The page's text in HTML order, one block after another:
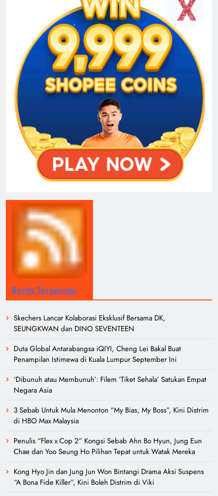
Berita Tergempar
Skechers Lancar Kolaborasi Eksklusif Bersama DK,
SEUNGKWAN dan DINO SEVENTEEN
Duta Global Antarabangsa iQIYI, Cheng Lei Bakal Buat
Penampilan Istimewa di Kuala Lumpur September Ini
‘Dibunuh atau Membunuh’: Filem ‘Tiket Sehala’ Satukan Empat
Negara Asia
3 Sebab Untuk Mula Menonton “My Bias, My Boss”, Kini Distrim
di HBO Max Malaysia
Penulis “Flex x Cop 2” Kongsi Sebab Ahn Bo Hyun, Jung Eun
Chae dan Yoo Seung Ho Pilihan Tepat untuk Watak Mereka
Kong Hyo Jin dan Jung Jun Won Bintangi Drama Aksi Suspens
“A Bona Fide Killer”, Kini Boleh Distrim di Viki